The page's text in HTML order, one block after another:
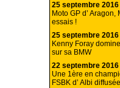
25 septembre 2016
Moto GP d’
essais !
25 septembre 2016
Kenny Foray
sur sa BMW
22 septembre 2016
Une 1ère en
FSBK d’ Albi